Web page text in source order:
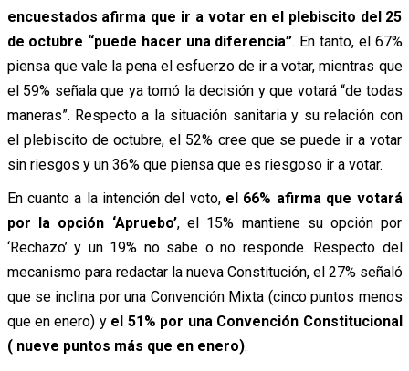
encuestados afirma que ir a votar en el plebiscito del 25
de octubre “puede hacer una diferencia”. En tanto, el 67%
piensa que vale la pena el esfuerzo de ir a votar, mientras que
el 59% señala que ya tomó la decisión y que votará “de todas
maneras”. Respecto a la situación sanitaria y su relación con
el plebiscito de octubre, el 52% cree que se puede ir a votar
sin riesgos y un 36% que piensa que es riesgoso ir a votar.
En cuanto a la intención del voto, el 66% afirma que votará
por la opción ‘Apruebo’, el 15% mantiene su opción por
‘Rechazo’ y un 19% no sabe o no responde. Respecto del
mecanismo para redactar la nueva Constitución, el 27% señaló
que se inclina por una Convención Mixta (cinco puntos menos
que en enero) y el 51% por una Convención Constitucional
( nueve puntos más que en enero).